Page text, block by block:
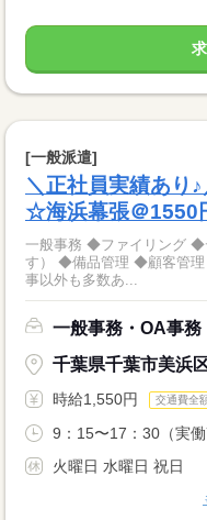
[一般派遣]
＼正社員実績あり
☆海浜幕張＠1550
一般事務 ◆ファイリング ◆データ入力 ◆電話対応（取次メインで
す） ◆備品管理 ◆顧客管理 ◆その他
事以外も多数あ...
一般事務・OA事務
千葉県千葉市美浜
時給1,550円 交通費全
9：15〜17：30（実
火曜日 水曜日 祝日